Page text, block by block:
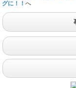
グに！！ へ